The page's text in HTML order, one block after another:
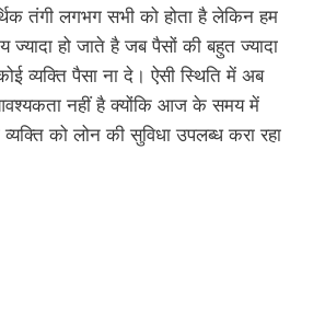
तंगी लगभग सभी को होता है लेकिन हम
हो जाते है जब पैसों की बहुत ज्यादा
व्यक्ति पैसा ना दे। ऐसी स्थिति में अब
नहीं है क्योंकि आज के समय में
को लोन की सुविधा उपलब्ध करा रहा